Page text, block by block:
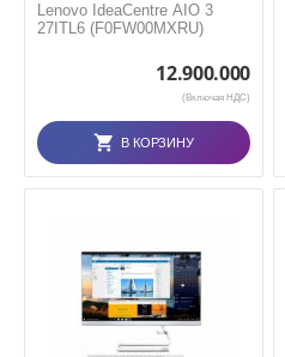
Lenovo IdeaCentre AIO 3
27ITL6 (F0FW00MXRU)
12.900.000
(Включая НДС)
В КОРЗИНУ